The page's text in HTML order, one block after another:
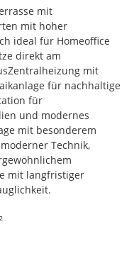
mit
mit hoher
ideal für Homeoffice
direkt am
mit
für nachhaltige
für
und modernes
mit besonderem
Technik,
mit langfristiger